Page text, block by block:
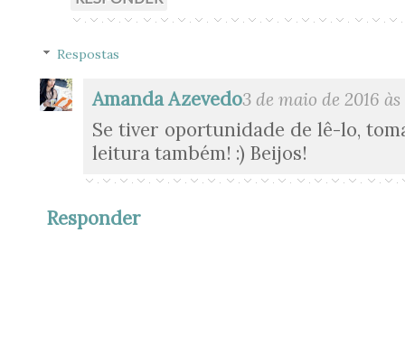
Respostas
Amanda Azevedo3 de maio de 2016 às
Se tiver oportunidade de lê-lo,
leitura também! :) Beijos!
Responder